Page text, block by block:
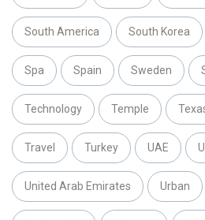
South America South Korea
Spa Spain Sweden
Technology Temple
Travel Turkey UAE
United Arab Emirates Urban